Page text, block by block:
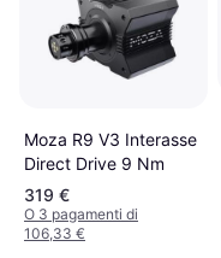
Moza R9 V3 Interasse
Direct Drive 9 Nm
319 €
O 3 pagamenti di
106,33 €